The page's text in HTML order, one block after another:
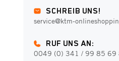
SCHREIB UNS!
service@ktm-
RUF UNS AN:
0049 (0) 341 / 99 85 69